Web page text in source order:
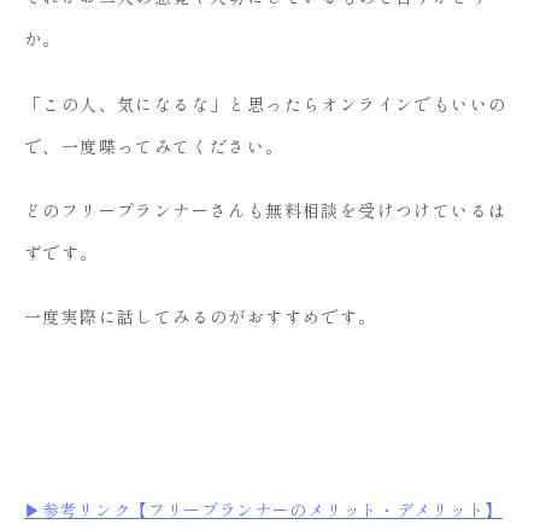
か。
「この人、気になるな」と思ったらオンラインでもいいの
で、一度喋ってみてください。
どのフリープランナーさんも無料相談を受けつけているは
ずです。
一度実際に話してみるのがおすすめです。
▶︎参考リンク【フリープランナーのメリット・デメリット】